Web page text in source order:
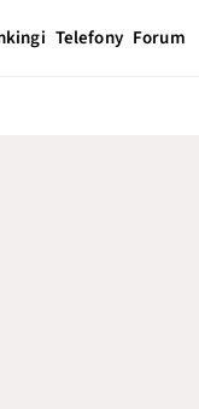
Telefony Forum